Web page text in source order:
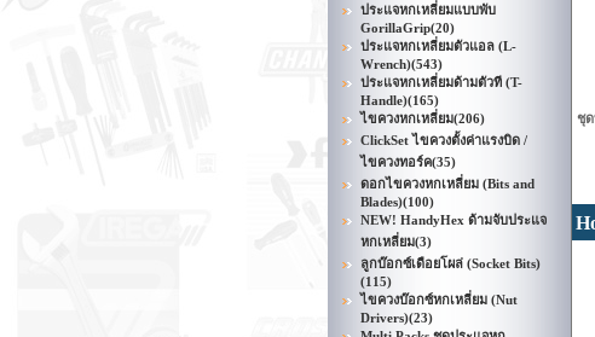
ประแจหกเหลี่ยมแบบพับ
GorillaGrip(20)
ประแจหกเหลี่ยมตัวแอล (L-
Wrench)(543)
ประแจหกเหลี่ยมด้ามตัวที (T-
Handle)(165)
ไขควงหกเหลี่ยม(206)
ClickSet ไขควงตั้งค่าแรงบิด /
ไขควงทอร์ค(35)
ดอกไขควงหกเหลี่ยม (Bits and
Blades)(100)
NEW! HandyHex ด้ามจับประแจ
หกเหลี่ยม(3)
ลูกบ๊อกซ์เดือยโผล่ (Socket Bits)
(115)
ไขควงบ๊อกซ์หกเหลี่ยม (Nut
Drivers)(23)
ชุ